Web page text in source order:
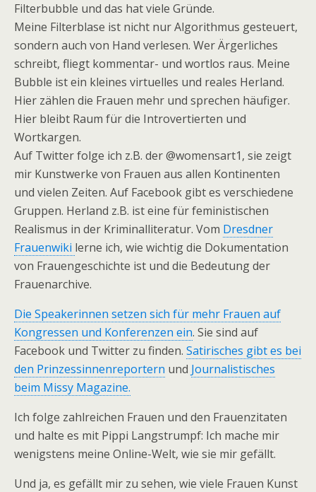
Filterbubble und das hat viele Gründe.
Meine Filterblase ist nicht nur Algorithmus gesteuert,
sondern auch von Hand verlesen. Wer Ärgerliches
schreibt, fliegt kommentar- und wortlos raus. Meine
Bubble ist ein kleines virtuelles und reales Herland.
Hier zählen die Frauen mehr und sprechen häufiger.
Hier bleibt Raum für die Introvertierten und
Wortkargen.
Auf Twitter folge ich z.B. der @womensart1, sie zeigt
mir Kunstwerke von Frauen aus allen Kontinenten
und vielen Zeiten. Auf Facebook gibt es verschiedene
Gruppen. Herland z.B. ist eine für feministischen
Realismus in der Kriminalliteratur. Vom Dresdner
Frauenwiki lerne ich, wie wichtig die Dokumentation
von Frauengeschichte ist und die Bedeutung der
Frauenarchive.
Die Speakerinnen setzen sich für mehr Frauen auf
Kongressen und Konferenzen ein. Sie sind auf
Facebook und Twitter zu finden. Satirisches gibt es bei
den Prinzessinnenreportern und Journalistisches
beim Missy Magazine.
Ich folge zahlreichen Frauen und den Frauenzitaten
und halte es mit Pippi Langstrumpf: Ich mache mir
wenigstens meine Online-Welt, wie sie mir gefällt.
Und ja, es gefällt mir zu sehen, wie viele Frauen Kunst